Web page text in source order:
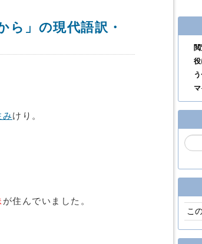
ら」の現代語訳・
みけり。
が住んでいました。
こ